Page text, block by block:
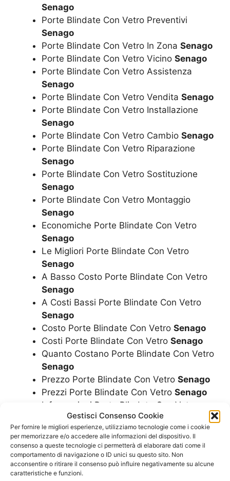
Gestisci Consenso Cookie
Per fornire le migliori esperienze, utilizziamo tecnologie come i cookie
per memorizzare e/o accedere alle informazioni del dispositivo. Il
consenso a queste tecnologie ci permetterà di elaborare dati come il
comportamento di navigazione o ID unici su questo sito. Non
acconsentire o ritirare il consenso può influire negativamente su alcune
caratteristiche e funzioni.
Senago
Porte Blindate Con Vetro Preventivi
Senago
Porte Blindate Con Vetro In Zona Senago
Porte Blindate Con Vetro Vicino Senago
Porte Blindate Con Vetro Assistenza
Senago
Porte Blindate Con Vetro Vendita Senago
Porte Blindate Con Vetro Installazione
Senago
Porte Blindate Con Vetro Cambio Senago
Porte Blindate Con Vetro Riparazione
Senago
Porte Blindate Con Vetro Sostituzione
Senago
Porte Blindate Con Vetro Montaggio
Senago
Economiche Porte Blindate Con Vetro
Senago
Le Migliori Porte Blindate Con Vetro
Senago
A Basso Costo Porte Blindate Con Vetro
Senago
A Costi Bassi Porte Blindate Con Vetro
Senago
Costo Porte Blindate Con Vetro Senago
Costi Porte Blindate Con Vetro Senago
Quanto Costano Porte Blindate Con Vetro
Senago
Prezzo Porte Blindate Con Vetro Senago
Prezzi Porte Blindate Con Vetro Senago
Informazioni Porte Blindate Con Vetro
Senago
A Chi Rivolgersi Porte Blindate Con Vetro
Senago
Preventivo Porte Blindate Con Vetro
Senago